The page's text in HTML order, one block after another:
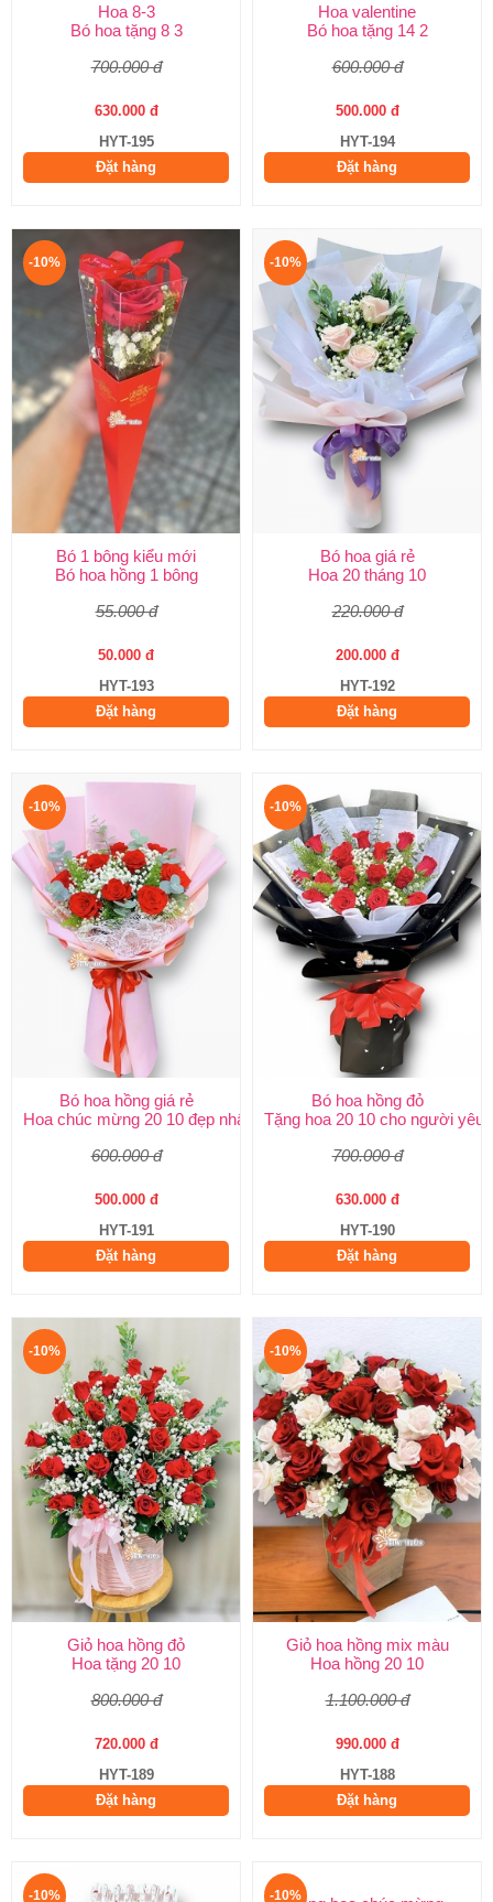
Hoa 8-3
Bó hoa tặng 8 3
700.000 đ
630.000 đ
HYT-195
Đặt hàng
Hoa valentine
Bó hoa tặng 14 2
600.000 đ
500.000 đ
HYT-194
Đặt hàng
-10%
Bó 1 bông kiểu mới
Bó hoa hồng 1 bông
55.000 đ
50.000 đ
HYT-193
Đặt hàng
-10%
Bó hoa giá rẻ
Hoa 20 tháng 10
220.000 đ
200.000 đ
HYT-192
Đặt hàng
-10%
Bó hoa hồng giá rẻ
Hoa chúc mừng 20 10 đẹp nhất
600.000 đ
500.000 đ
HYT-191
Đặt hàng
-10%
Bó hoa hồng đỏ
Tặng hoa 20 10 cho người yêu
700.000 đ
630.000 đ
HYT-190
Đặt hàng
-10%
Giỏ hoa hồng đỏ
Hoa tặng 20 10
800.000 đ
720.000 đ
HYT-189
Đặt hàng
-10%
Giỏ hoa hồng mix màu
Hoa hồng 20 10
1.100.000 đ
990.000 đ
HYT-188
Đặt hàng
-10% -10%